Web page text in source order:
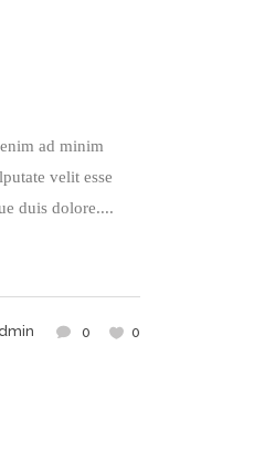
ad minim
velit esse
duis dolore....
0 0